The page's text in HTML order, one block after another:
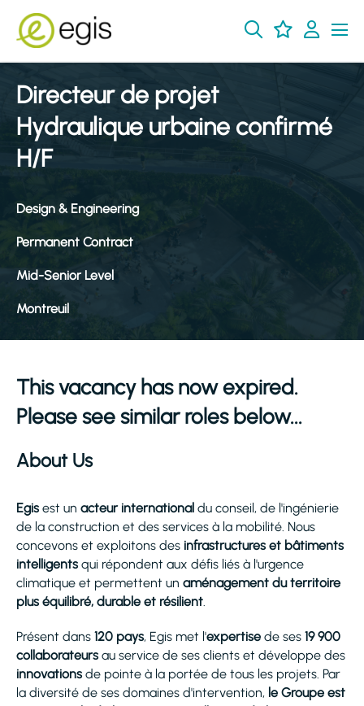
Directeur de projet
Hydraulique urbaine confirmé
H/F
Design & Engineering
Permanent Contract
Mid-Senior Level
Montreuil
This vacancy has now expired.
Please see similar roles below...
About Us
Egis est un acteur international du conseil, de l'ingénierie
de la construction et des services à la mobilité. Nous
concevons et exploitons des infrastructures et bâtiments
intelligents qui répondent aux défis liés à l'urgence
climatique et permettent un aménagement du territoire
plus équilibré, durable et résilient.
Présent dans 120 pays, Egis met l'expertise de ses 19 900
collaborateurs au service de ses clients et développe des
innovations de pointe à la portée de tous les projets. Par
la diversité de ses domaines d'intervention, le Groupe est